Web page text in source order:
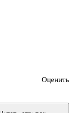
Оценить